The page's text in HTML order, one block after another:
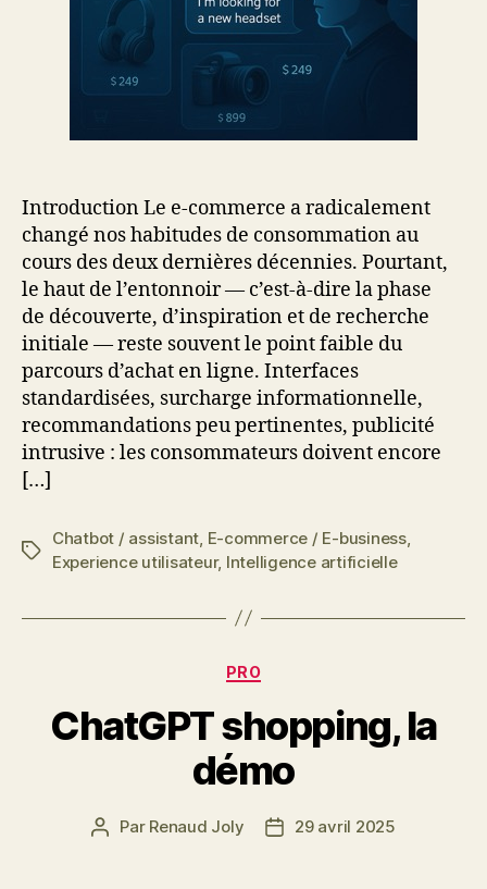
Introduction Le e-commerce a radicalement
changé nos habitudes de consommation au
cours des deux dernières décennies. Pourtant,
le haut de l’entonnoir — c’est-à-dire la phase
de découverte, d’inspiration et de recherche
initiale — reste souvent le point faible du
parcours d’achat en ligne. Interfaces
standardisées, surcharge informationnelle,
recommandations peu pertinentes, publicité
intrusive : les consommateurs doivent encore
[…]
Étiquettes
Chatbot / assistant E-commerce / E-business,
Experience utilisateur, Intelligence artificielle
Catégories
PRO
ChatGPT shopping, la
démo
Auteur
Par Renaud Joly
Date29 avril 2025